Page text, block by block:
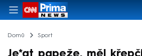
Domů Sport
Je*at papeže, měl